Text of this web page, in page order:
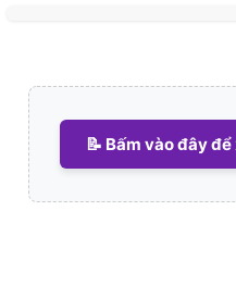
📝 Bấm vào đây